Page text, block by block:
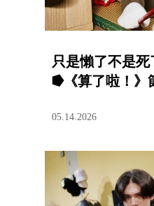
只是懶了不是
⭓《算了啦！》
05.14.2026